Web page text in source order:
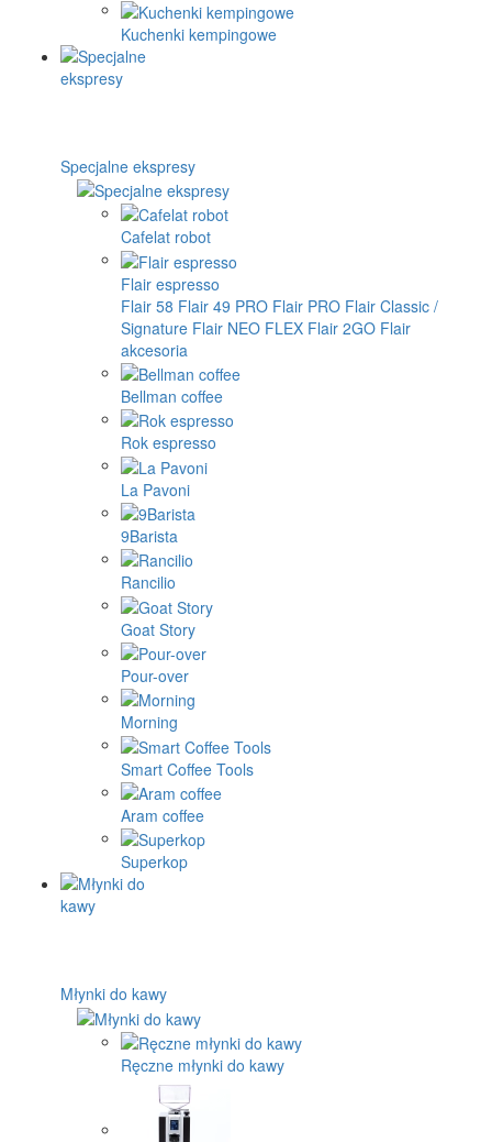
Kuchenki kempingowe
Specjalne ekspresy
Cafelat robot
Flair espresso
Flair 58 Flair 49 PRO Flair PRO Flair Classic /
Signature Flair NEO FLEX Flair 2GO Flair
akcesoria
Bellman coffee
Rok espresso
La Pavoni
9Barista
Rancilio
Goat Story
Pour-over
Morning
Smart Coffee Tools
Aram coffee
Superkop
Młynki do kawy
Ręczne młynki do kawy